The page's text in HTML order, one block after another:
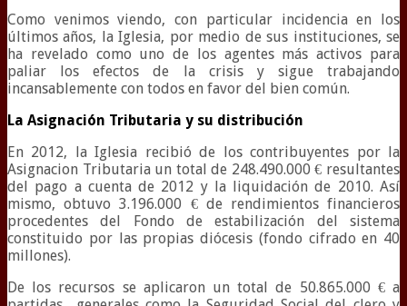
Como venimos viendo, con particular incidencia en los
últimos años, la Iglesia, por medio de sus instituciones, se
ha revelado como uno de los agentes más activos para
paliar los efectos de la crisis y sigue trabajando
incansablemente con todos en favor del bien común.
La Asignación Tributaria y su distribución
En 2012, la Iglesia recibió de los contribuyentes por la
Asignacion Tributaria un total de 248.490.000 € resultantes
del pago a cuenta de 2012 y la liquidación de 2010. Así
mismo, obtuvo 3.196.000 € de rendimientos financieros
procedentes del Fondo de estabilización del sistema
constituido por las propias diócesis (fondo cifrado en 40
millones).
De los recursos se aplicaron un total de 50.865.000 € a